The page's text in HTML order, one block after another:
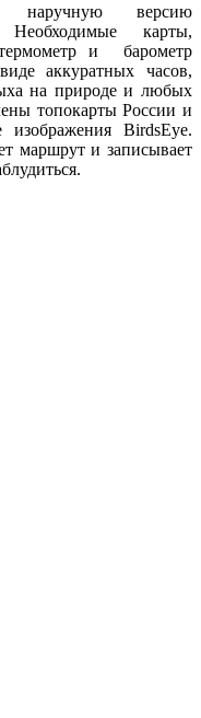
наручную версию
Необходимые карты,
и барометр
аккуратных часов,
на природе и любых
топокарты России и
изображения BirdsEye.
маршрут и записывает